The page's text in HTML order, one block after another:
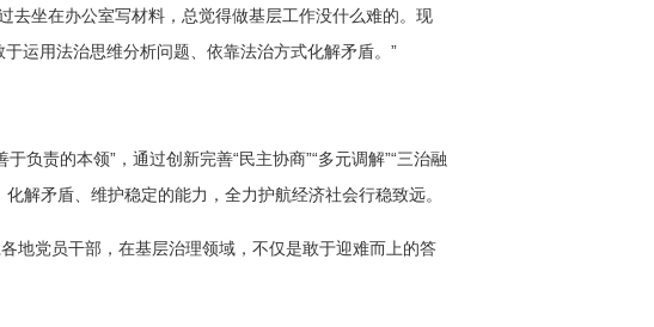
去坐在办公室写材料，总觉得做基层工作没什么难的。现
运用法治思维分析问题、依靠法治方式化解矛盾。”
负责的本领”，通过创新完善“民主协商”“多元调解”“三治融
解矛盾、维护稳定的能力，全力护航经济社会行稳致远。
地党员干部，在基层治理领域，不仅是敢于迎难而上的答